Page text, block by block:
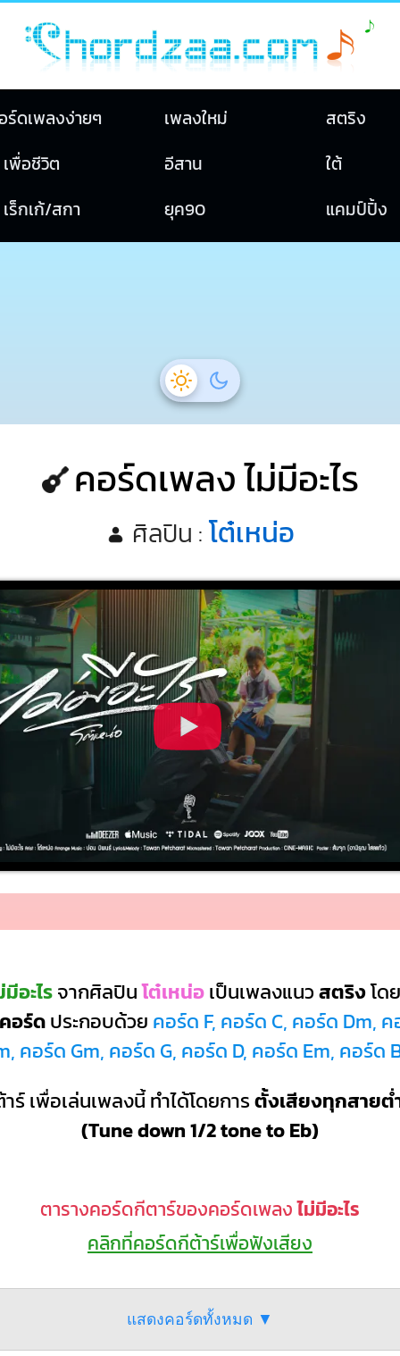
ร์ดเพลงง่ายๆ เพลงใหม่
สตริง
เพื่อชีวิต อีสาน
ใต้
เร็กเก้/สกา ยุค90 แคมป์ปิ้ง
คอร์ดเพลง ไม่มีอะไร
ศิลปิน :โต๋เหน่อ
อะไรจากศิลปินโต๋เหน่อเป็นเพลงแนวสตริงโด
อร์ดประกอบด้วย คอร์ด F, คอร์ด C, คอร์ด Dm,
คอร์ด Gm, คอร์ด G, คอร์ด D, คอร์ด Em, คอร์ด
ร์ เพื่อเล่นเพลงนี้ ทำได้โดยการตั้งเสียงทุกสายต่
(Tune down 1/2 tone to Eb)
ตารางคอร์ดกีตาร์ของคอร์ดเพลงไม่มีอะไร
คลิกที่คอร์ดกีต้าร์เพื่อฟังเสียง
แสดงคอร์ดทั้งหมด ▼